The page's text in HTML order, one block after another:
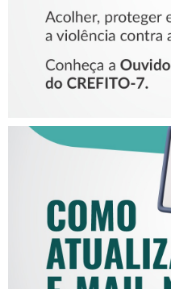
COMO
MAIL